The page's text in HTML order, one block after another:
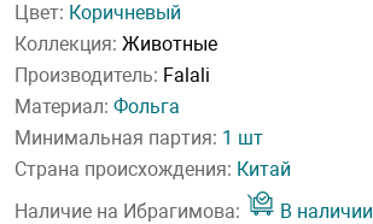
Цвет: Коричневый
Коллекция: Животные
Производитель: Falali
Материал: Фольга
Минимальная партия: 1 шт
Страна происхождения: Китай
Наличие на Ибрагимова:
В наличии